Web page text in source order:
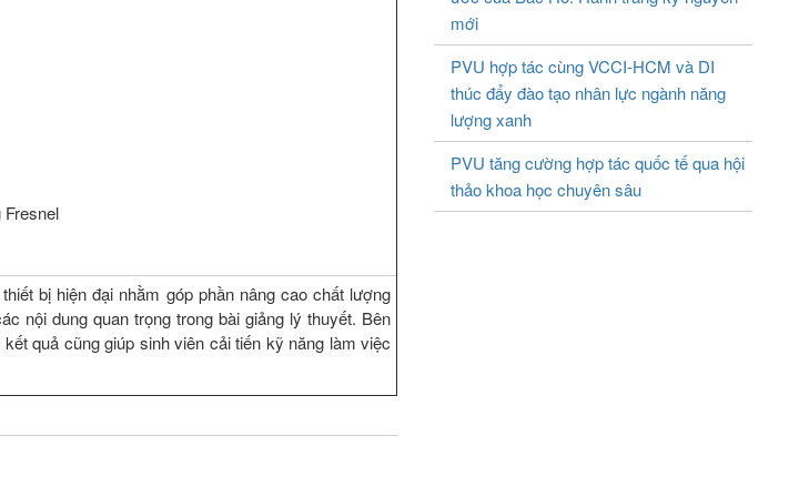
bị hiện đại nhằm góp phần nâng cao chất lượng
nội dung quan trọng trong bài giảng lý thuyết. Bên
quả cũng giúp sinh viên cải tiến kỹ năng làm việc
mới
PVU hợp tác cùng VCCI-HCM và DI
thúc đẩy đào tạo nhân lực ngành năng
lượng xanh
PVU tăng cường hợp tác quốc tế qua hội
thảo khoa học chuyên sâu